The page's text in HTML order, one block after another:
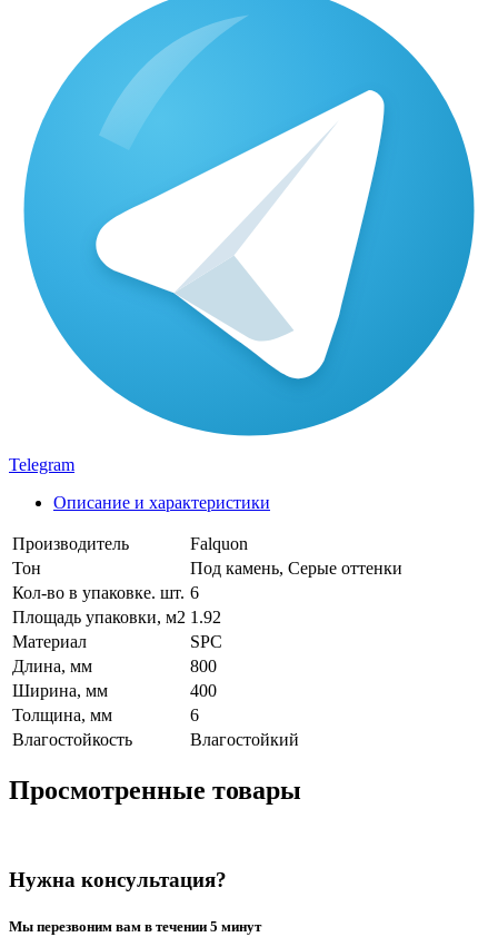
Telegram
Описание и характеристики
Производитель
Falquon
Тон
Под камень, Серые оттенки
Кол-во в упаковке. шт. 6
Площадь упаковки, м2 1.92
Материал
SPC
Длина, мм
800
Ширина, мм
400
Толщина, мм
6
Влагостойкость
Влагостойкий
Просмотренные товары
Нужна консультация?
Мы перезвоним вам в течении 5 минут